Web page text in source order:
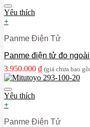
Yêu thích
+
Panme Điện Tử
Panme điện tử đo
3.950.000 ₫ (giá chưa bao
Yêu thích
+
Panme Điện Tử